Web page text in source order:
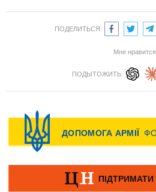
ПОДЕЛИТЬСЯ:
Мне нравится
ПОДЫТОЖИТЬ: